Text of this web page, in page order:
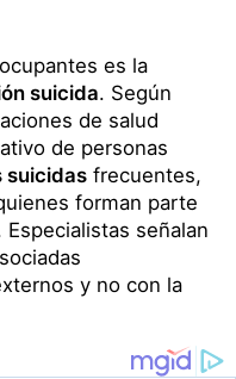
es la
suicida. Según
de salud
de personas
suicidas frecuentes,
forman parte
señalan
y no con la